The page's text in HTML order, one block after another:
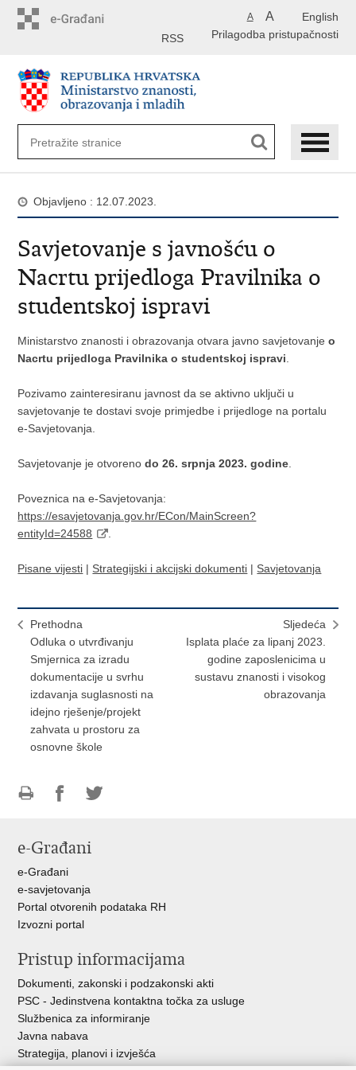
English
A A
Prilagodba pristupačnosti
RSS
Objavljeno : 12.07.2023.
Savjetovanje s javnošću o
Nacrtu prijedloga Pravilnika o
studentskoj ispravi
Ministarstvo znanosti i obrazovanja otvara javno savjetovanjeo
Nacrtu prijedloga Pravilnika o studentskoj ispravi
Pozivamo zainteresiranu javnost da se aktivno uključi u
savjetovanje te dostavi svoje primjedbe i prijedloge na portalu
e-Savjetovanja.
Savjetovanje je otvorenodo 26. srpnja 2023. godine
Poveznica na e-Savjetovanja:
https://esavjetovanja.gov.hr/ECon/MainScreen?
entityId=24588
Pisane vijesti | Strategijski i akcijski dokumenti | Savjetovanja
Prethodna
Odluka o utvrđivanju
Smjernica za izradu
dokumentacije u svrhu
izdavanja suglasnosti na
idejno rješenje/projekt
zahvata u prostoru za
osnovne škole
Sljedeća
Isplata plaće za lipanj 2023.
godine zaposlenicima u
sustavu znanosti i visokog
obrazovanja
FacebookuTwitteru
e-Građani
e-Građani
e-savjetovanja
Portal otvorenih podataka RH
Izvozni portal
Pristup informacijama
Dokumenti, zakonski i podzakonski akti
PSC - Jedinstvena kontaktna točka za usluge
Službenica za informiranje
Javna nabava
Strategija, planovi i izvješća